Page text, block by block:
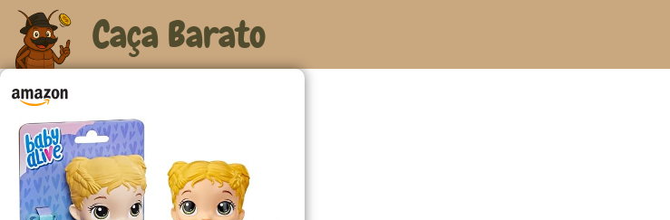
Caça Barato